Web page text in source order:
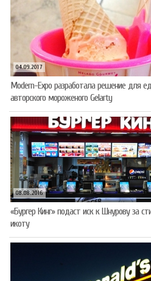
04.09.2017
Modern-Expo разработала решение для
авторского мороженого Gelarty
08.08.2016
«Бургер Кинг» подаст иск к Шнурову за
икоту